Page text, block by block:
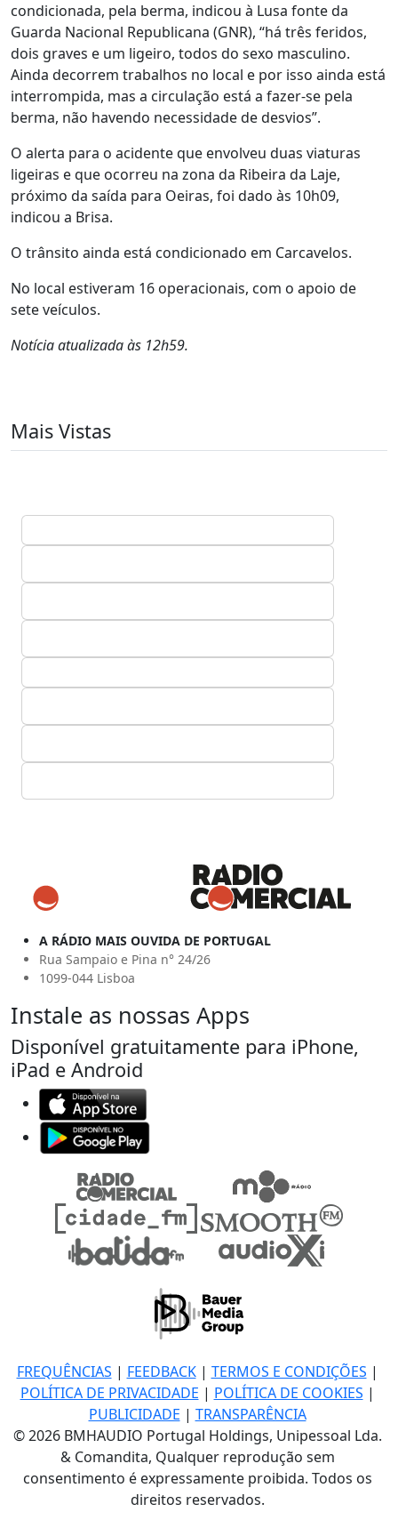
condicionada, pela berma, indicou à Lusa fonte da
Guarda Nacional Republicana (GNR), “há três feridos,
dois graves e um ligeiro, todos do sexo masculino.
Ainda decorrem trabalhos no local e por isso ainda está
interrompida, mas a circulação está a fazer-se pela
berma, não havendo necessidade de desvios”.
O alerta para o acidente que envolveu duas viaturas
ligeiras e que ocorreu na zona da Ribeira da Laje,
próximo da saída para Oeiras, foi dado às 10h09,
indicou a Brisa.
O trânsito ainda está condicionado em Carcavelos.
No local estiveram 16 operacionais, com o apoio de
sete veículos.
Notícia atualizada às 12h59.
Mais Vistas
A RÁDIO MAIS OUVIDA DE PORTUGAL
Rua Sampaio e Pina n° 24/26
1099-044 Lisboa
Instale as nossas Apps
Disponível gratuitamente para iPhone,
iPad e Android
FREQUÊNCIAS | FEEDBACK| TERMOS E CONDIÇÕES |
POLÍTICA DE PRIVACIDADE | POLÍTICA DE COOKIES |
PUBLICIDADE | TRANSPARÊNCIA
© 2026 BMHAUDIO Portugal Holdings, Unipessoal Lda.
& Comandita, Qualquer reprodução sem
consentimento é expressamente proibida. Todos os
direitos reservados.